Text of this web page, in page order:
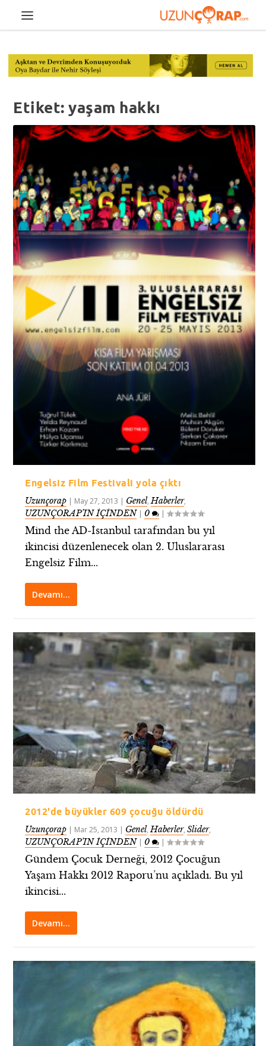
Etiket:yaşam hakkı
Engelsiz Film Festivali yola çıktı
Uzunçorap | May 27, 2013 | Genel,Haberler,
UZUNÇORAP’IN İÇİNDEN| 0 |
Mind the AD-İstanbul tarafından bu yıl
ikincisi düzenlenecek olan 2. Uluslararası
Engelsiz Film...
Devamı…
2012'de büyükler 609 çocuğu öldürdü
Uzunçorap | Mar 25, 2013 | Genel,Haberler,Slider,
UZUNÇORAP’IN İÇİNDEN| 0 |
Gündem Çocuk Derneği, 2012 Çocuğun
Yaşam Hakkı 2012 Raporu’nu açıkladı. Bu yıl
ikincisi...
Devamı…